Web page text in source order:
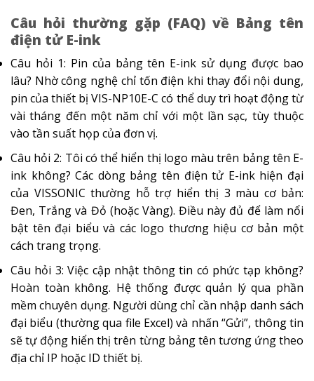
Câu hỏi thường gặp (FAQ) về Bảng tên
điện tử E-ink
Câu hỏi 1: Pin của bảng tên E-ink sử dụng được bao
lâu? Nhờ công nghệ chỉ tốn điện khi thay đổi nội dung,
pin của thiết bị VIS-NP10E-C có thể duy trì hoạt động từ
vài tháng đến một năm chỉ với một lần sạc, tùy thuộc
vào tần suất họp của đơn vị.
Câu hỏi 2: Tôi có thể hiển thị logo màu trên bảng tên E-
ink không? Các dòng bảng tên điện tử E-ink hiện đại
của VISSONIC thường hỗ trợ hiển thị 3 màu cơ bản:
Đen, Trắng và Đỏ (hoặc Vàng). Điều này đủ để làm nổi
bật tên đại biểu và các logo thương hiệu cơ bản một
cách trang trọng.
Câu hỏi 3: Việc cập nhật thông tin có phức tạp không?
Hoàn toàn không. Hệ thống được quản lý qua phần
mềm chuyên dụng. Người dùng chỉ cần nhập danh sách
đại biểu (thường qua file Excel) và nhấn “Gửi”, thông tin
sẽ tự động hiển thị trên từng bảng tên tương ứng theo
địa chỉ IP hoặc ID thiết bị.